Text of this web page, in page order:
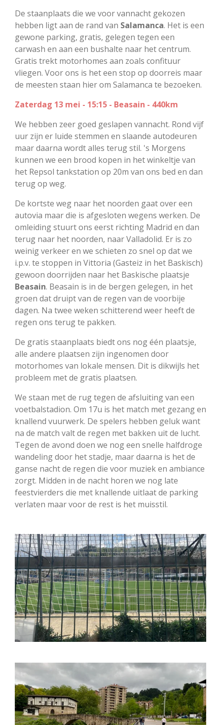
De staanplaats die we voor vannacht gekozen
hebben ligt aan de rand van Salamanca. Het is een
gewone parking, gratis, gelegen tegen een
carwash en aan een bushalte naar het centrum.
Gratis trekt motorhomes aan zoals confituur
vliegen. Voor ons is het een stop op doorreis maar
de meesten staan hier om Salamanca te bezoeken.
Zaterdag 13 mei - 15:15 - Beasain - 440km
We hebben zeer goed geslapen vannacht. Rond vijf
uur zijn er luide stemmen en slaande autodeuren
maar daarna wordt alles terug stil. 's Morgens
kunnen we een brood kopen in het winkeltje van
het Repsol tankstation op 20m van ons bed en dan
terug op weg.
De kortste weg naar het noorden gaat over een
autovia maar die is afgesloten wegens werken. De
omleiding stuurt ons eerst richting Madrid en dan
terug naar het noorden, naar Valladolid. Er is zo
weinig verkeer en we schieten zo snel op dat we
i.p.v. te stoppen in Vittoria (Gasteiz in het Baskisch)
gewoon doorrijden naar het Baskische plaatsje
Beasain. Beasain is in de bergen gelegen, in het
groen dat druipt van de regen van de voorbije
dagen. Na twee weken schitterend weer heeft de
regen ons terug te pakken.
De gratis staanplaats biedt ons nog één plaatsje,
alle andere plaatsen zijn ingenomen door
motorhomes van lokale mensen. Dit is dikwijls het
probleem met de gratis plaatsen.
We staan met de rug tegen de afsluiting van een
voetbalstadion. Om 17u is het match met gezang en
knallend vuurwerk. De spelers hebben geluk want
na de match valt de regen met bakken uit de lucht.
Tegen de avond doen we nog een snelle halfdroge
wandeling door het stadje, maar daarna is het de
ganse nacht de regen die voor muziek en ambiance
zorgt. Midden in de nacht horen we nog late
feestvierders die met knallende uitlaat de parking
verlaten maar voor de rest is het muisstil.